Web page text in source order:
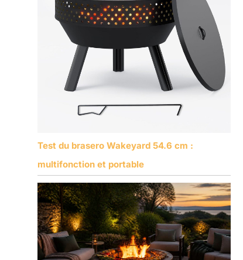
Test du brasero Wakeyard 54.6 cm :
multifonction et portable